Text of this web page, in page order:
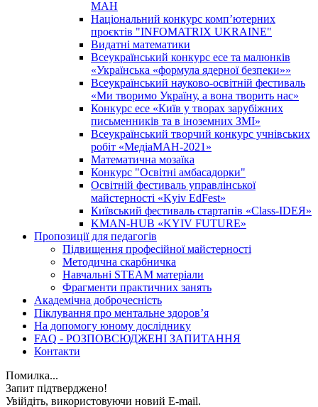
МАН
Національний конкурс комп’ютерних
проєктів "INFOMATRIX UKRAINE"
Видатні математики
Всеукраїнський конкурс есе та малюнків
«Українська «формула ядерної безпеки»»
Всеукраїнський науково-освітній фестиваль
«Ми творимо Україну, а вона творить нас»
Конкурс есе «Київ у творах зарубіжних
письменників та в іноземних ЗМІ»
Всеукраїнський творчий конкурс учнівських
робіт «МедіаМАН-2021»
Математична мозаїка
Конкурс "Освітні амбасадорки"
Освітній фестиваль управлінської
майстерності «Kyiv EdFest»
Київський фестиваль стартапів «Class-IDEЯ»
KMAN-HUB «KYIV FUTURE»
Пропозиції для педагогів
Підвищення професійної майстерності
Методична скарбничка
Навчальні STEAM матеріали
Фрагменти практичних занять
Академічна доброчесність
Піклування про ментальне здоровʼя
На допомогу юному досліднику
FAQ - РОЗПОВСЮДЖЕНІ ЗАПИТАННЯ
Контакти
Помилка...
Запит підтверджено!
Увійдіть, використовуючи новий E-mail.